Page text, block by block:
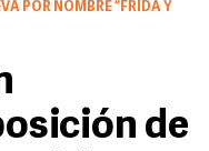
POR NOMBRE “FRIDA Y
de